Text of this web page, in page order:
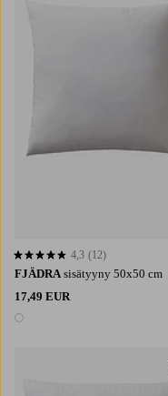
FJÄDRA sisätyyny 50x50 cm
17,49 EUR
1 väri
4,3 perustuen 12 arvosanaan
4,3 (12)